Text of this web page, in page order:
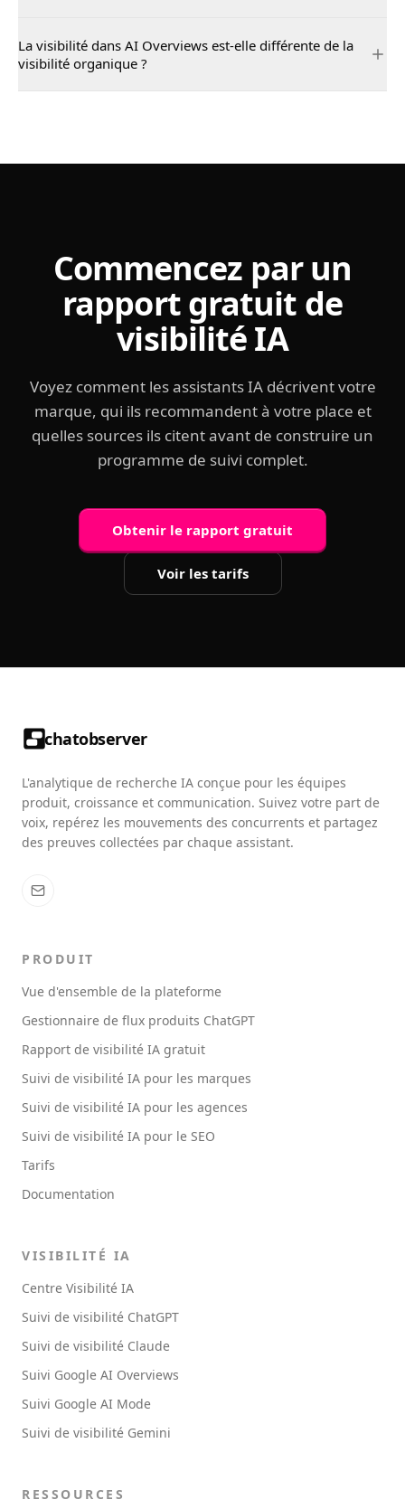
La visibilité dans AI Overviews est-elle différente de la
visibilité organique ?
Commencez par un
rapport gratuit de
visibilité IA
Voyez comment les assistants IA décrivent votre
marque, qui ils recommandent à votre place et
quelles sources ils citent avant de construire un
programme de suivi complet.
Obtenir le rapport gratuit
Voir les tarifs
chatobserver
L'analytique de recherche IA conçue pour les équipes
produit, croissance et communication. Suivez votre part de
voix, repérez les mouvements des concurrents et partagez
des preuves collectées par chaque assistant.
PRODUIT
Vue d'ensemble de la plateforme
Gestionnaire de flux produits ChatGPT
Rapport de visibilité IA gratuit
Suivi de visibilité IA pour les marques
Suivi de visibilité IA pour les agences
Suivi de visibilité IA pour le SEO
Tarifs
Documentation
VISIBILITÉ IA
Centre Visibilité IA
Suivi de visibilité ChatGPT
Suivi de visibilité Claude
Suivi Google AI Overviews
Suivi Google AI Mode
Suivi de visibilité Gemini
RESSOURCES